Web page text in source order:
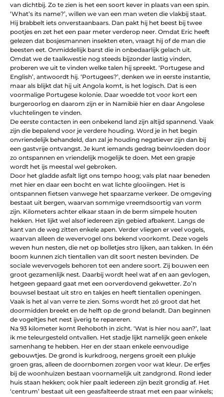
van dichtbij. Zo te zien is het een soort kever in plaats van een spin.
‘What’s its name?’, willen we van een man weten die vlakbij staat.
Hij brabbelt iets onverstaanbaars. Dan pakt hij het beest bij twee
pootjes en zet het een paar meter verderop neer. Omdat Eric heeft
gelezen dat bosjesmannen insekten eten, vraagt hij of de man die
beesten eet. Onmiddellijk barst die in onbedaarlijk gelach uit.
Omdat we de taalkwestie nog steeds bijzonder lastig vinden,
proberen we uit te vinden welke talen hij spreekt. ‘Portugese and
English’, antwoordt hij. ‘Portugees?’, denken we in eerste instantie,
maar als blijkt dat hij uit Angola komt, is het logisch. Dat is een
voormalige Portugese kolonie. Daar woedde tot voor kort een
burgeroorlog en daarom zijn er in Namibië hier en daar Angolese
vluchtelingen te vinden.
De eerste contacten in een onbekend land zijn altijd spannend. Vaak
zijn die bepalend voor je verdere houding. Word je in het begin
onvriendelijk behandeld, dan zal je houding negatiever zijn dan bij
een gastvrije ontvangst. Je kunt iemands gedrag beïnvloeden door
zo ontspannen en vriendelijk mogelijk te doen. Met een grapje
wordt het ijs meestal wel gebroken.
Door het gladde asfalt ligt ons tempo hoog; vals plat naar beneden
met hier en daar een bocht en wat lichte glooiingen. Het is
ontspannen fietsen vanwege het spaarzame verkeer. De omgeving
bestaat uit bergen, waarvan sommige vreemdsoortig van vorm
zijn. Kilometers achter elkaar staan in de berm simpele houten
hekken. Het lijkt wel alsof iedereen zijn gebied afbakent. Langs de
kant van de weg zitten enkele apen. Verder vliegen er veel vogels,
waarvan alleen de wevervogel ons bekend voorkomt. Deze vogels
weven hun nesten, die net op bolletjes stro lijken, aan takken. In één
boom kunnen zich tientallen van dit soort nesten bevinden. De
sociale wevervogels behoren tot een andere soort. Zij bouwen een
groot gezamenlijk nest. Daarbij wordt heel wat af en aan gevlogen,
hetgeen gepaard gaat met een oorverdovend gekwetter. Zo’n
bouwsel bestaat uit stro en takjes en heeft tientallen openingen.
Vaak is het al van verre te zien. Soms wordt het zó groot dat het
doormidden breekt en de helft op de grond belandt. Dan beginnen
de vogeltjes het nest ijverig te repareren.
Na 93 kilometer komt Rehoboth in zicht. ‘Wat is hier nou aan?’, laat
ik me teleurgesteld ontvallen. Het stadje lijkt namelijk geen enkele
samenhang te hebben. Her en der staan enkele eenvoudige
gebouwtjes. De grond is kurkdroog, nergens groeit een plukje
groen gras, alleen de doornbomen zorgen voor wat kleur. De erfjes
bij de woonhuizen bestaan voornamelijk uit zandgrond. Rond ieder
huis staan hekken; ook hier paalt iedereen zijn bezit grondig af. Het
‘centrum’ bestaat uit een geasfalteerde straat met een paar winkels;